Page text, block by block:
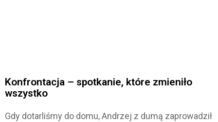
Konfrontacja – spotkanie, które zmieniło
wszystko
Gdy dotarliśmy do domu, Andrzej z dumą zaprowadził